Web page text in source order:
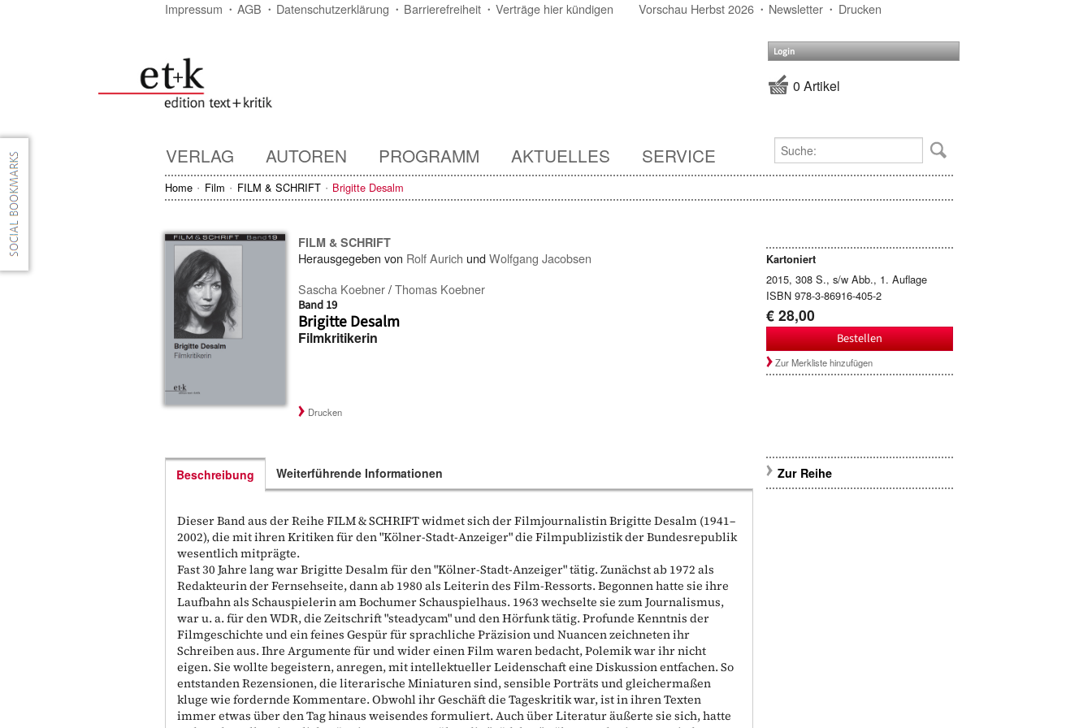
Impressum AGB Datenschutzerklärung Barrierefreiheit Verträge hier kündigen Vorschau Herbst 2026 Newsletter Drucken
Login
0 Artikel
VERLAG AUTOREN PROGRAMM AKTUELLES SERVICE
Home Film FILM & SCHRIFT Brigitte Desalm
FILM & SCHRIFT
Herausgegeben von Rolf Aurich undWolfgang Jacobsen
Sascha Koebner/Thomas Koebner
Band 19
Brigitte Desalm
Filmkritikerin
Kartoniert
2015, 308 S., s/w Abb., 1. Auflage
ISBN 978-3-86916-405-2
€ 28,00
Bestellen
Zur Merkliste hinzufügen
Drucken
Beschreibung
Dieser Band aus der Reihe FILM & SCHRIFT widmet sich der Filmjournalistin Brigitte Desalm (1941–
2002), die mit ihren Kritiken für den "Kölner-Stadt-Anzeiger" die Filmpublizistik der Bundesrepublik
wesentlich mitprägte.
Fast 30 Jahre lang war Brigitte Desalm für den "Kölner-Stadt-Anzeiger" tätig. Zunächst ab 1972 als
Redakteurin der Fernsehseite, dann ab 1980 als Leiterin des Film-Ressorts. Begonnen hatte sie ihre
Laufbahn als Schauspielerin am Bochumer Schauspielhaus. 1963 wechselte sie zum Journalismus,
war u. a. für den WDR, die Zeitschrift "steadycam" und den Hörfunk tätig. Profunde Kenntnis der
Filmgeschichte und ein feines Gespür für sprachliche Präzision und Nuancen zeichneten ihr
Schreiben aus. Ihre Argumente für und wider einen Film waren bedacht, Polemik war ihr nicht
eigen. Sie wollte begeistern, anregen, mit intellektueller Leidenschaft eine Diskussion entfachen. So
entstanden Rezensionen, die literarische Miniaturen sind, sensible Porträts und gleichermaßen
kluge wie fordernde Kommentare. Obwohl ihr Geschäft die Tageskritik war, ist in ihren Texten
immer etwas über den Tag hinaus weisendes formuliert. Auch über Literatur äußerte sie sich, hatte
Weiterführende Informationen Zur Reihe